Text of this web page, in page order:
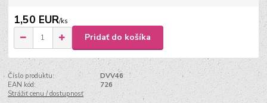
1,50 EUR/ks
Pridať do košíka
Číslo produktu:
DVV46
EAN kód:
726
Strážiť cenu / dostupnosť